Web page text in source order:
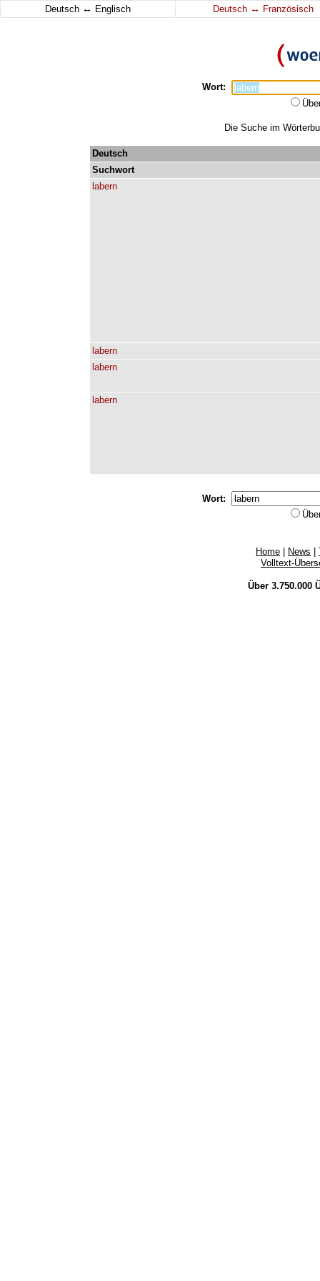
Deutsch ↔ Englisch Deutsch ↔ Französisch
Wort:
Die Suche im
Deutsch
Suchwort
labern
labern
labern
labern
Wort:
Home News
Volltext-
Über 3.750.000